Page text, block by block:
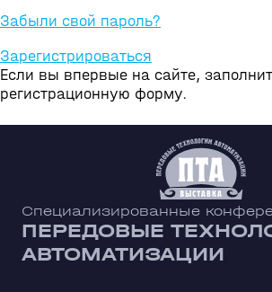
Забыли свой пароль?
Зарегистрироваться
Если вы впервые на сайте,
регистрационную форму.
Специализированные
ПЕРЕДОВЫЕ
АВТОМАТИЗАЦИИ